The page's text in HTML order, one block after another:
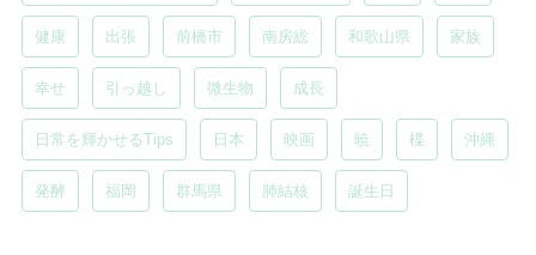
健康 出張 前橋市 南房総 和歌山県 家族
幸せ 引っ越し 微生物 成長
日常を輝かせるTips 日本 映画 暁 楪 沖縄
発酵 福岡 群馬県 肺結核 誕生日